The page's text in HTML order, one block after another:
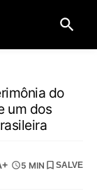
do
um dos
5 MIN SALVE